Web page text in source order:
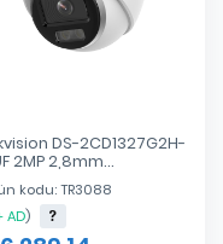
DS-2CD1327G2H-
2MP 2,8mm
Hibrit
Mik.)
kodu: TR3088
AD)